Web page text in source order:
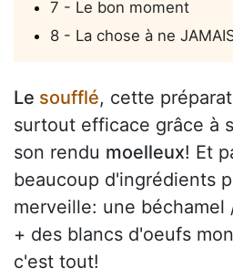
7 - Le bon moment
8 - La chose à ne
Le soufflé, cette
surtout efficace grâce à
son rendu moelleux! Et
beaucoup d'ingrédients
merveille: une béchamel
+ des blancs d'oeufs
c'est tout!